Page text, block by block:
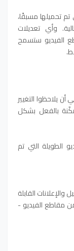
تحميلها مسبقًا،
وأي تعديلات
الفيديو ستسمح
يلاحظوا التغيير
بالفعل بشكل
الطويلة التي تم
القابلة
القابلة للتخطي في أكثر من 90% من مقاطع الفيديو -